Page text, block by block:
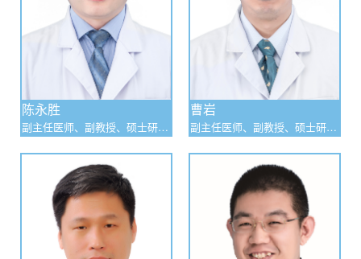
陈永胜
副主任医师、副教授、硕士研究
生导师
曹岩
副主任医师、副教授、硕士研究
生导师